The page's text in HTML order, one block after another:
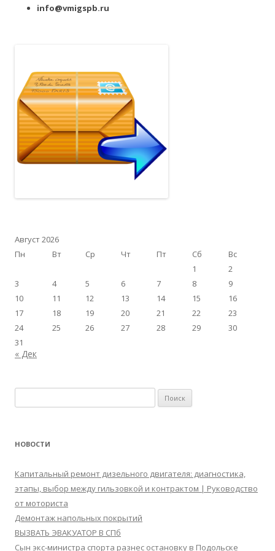
info@vmigspb.ru
Август 2026
Пн
Вт Ср Чт Пт Сб
Вс
1
2
3
4 5 6 7 8
9
10
11 12 13 14 15
16
17
18 19 20 21 22
23
24
25 26 27 28 29
30
31
« Дек
НОВОСТИ
Капитальный ремонт дизельного двигателя: диагностика,
этапы, выбор между гильзовкой и контрактом | Руководство
от моториста
Демонтаж напольных покрытий
ВЫЗВАТЬ ЭВАКУАТОР В СПб
Сын экс-министра спорта разнес остановку в Подольске